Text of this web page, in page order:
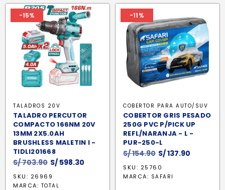
-15%
TALADROS 20V
TALADRO PERCUTOR
COMPACTO 166NM 20V
13MM 2X5.0AH
BRUSHLESS MALETIN I -
TIDLI201668
S/703.90 El
precio
original
S/ 598.30
SKU: 26969
MARCA: TOTAL
-11%
COBERTOR PARA AUTO/SUV
COBERTOR GRIS PESADO
250G PVC P/PICK UP
REFL/NARANJA - L -
PUR-250-L
S/154.90 El
precio
original
S/137.90
SKU: 25760
MARCA: SAFARI